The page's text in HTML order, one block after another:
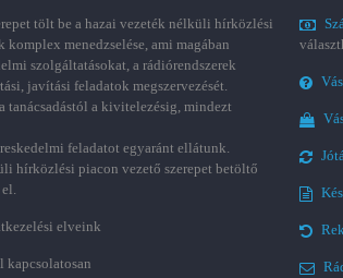
tölt be a hazai vezeték nélküli hírközlési
menedzselése, ami magában
szolgáltatásokat, a rádiórendszerek
javítási feladatok megszervezését.
a kivitelezésig, mindezt
feladatot egyaránt ellátunk.
hírközlési piacon vezető szerepet betöltő
elveink
kapcsolatosan